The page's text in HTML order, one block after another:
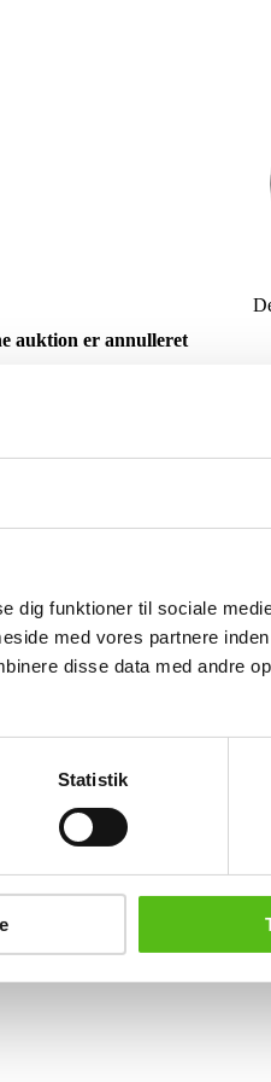
dig funktioner til sociale
med vores partnere
disse data med andre
Statistik
auktion er annulleret
J. Wegner (1914-2007). Et sæt
i 1962. Fremstillet og mærket